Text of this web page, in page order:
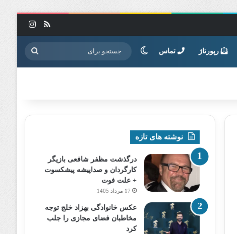
خوراک
رپورتاژ تماس تغییر پوسته جستجو
برای
نوشته های تازه
درگذشت مظفر شافعی بازیگر
کارگردان و صداپیشه پیشکسوت
+ علت فوت
17 مرداد 1405
عکس خانوادگی بهزاد خلج توجه
مخاطبان فضای مجازی را جلب
کرد